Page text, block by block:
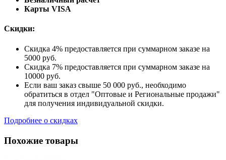
Карты VISA
Скидки:
Скидка 4% предоставляется при суммарном заказе на
5000 руб.
Скидка 7% предоставляется при суммарном заказе на
10000 руб.
Если ваш заказ свыше 50 000 руб., необходимо
обратиться в отдел "Оптовые и Региональные продажи"
для получения индивидуальной скидки.
Подробнее о скидках
Похожие товары